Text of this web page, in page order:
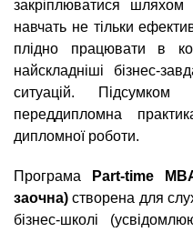
i
n
f
o
н
и
й
закріплюватися
навчать не тільки
плідно працювати в
найскладніші бізнес-
ситуацій.
переддипломна
дипломної роботи.
Програма
Part-time
заочна) створена для
бізнес-школі